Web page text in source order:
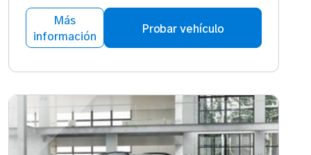
Más
información
Probar vehículo